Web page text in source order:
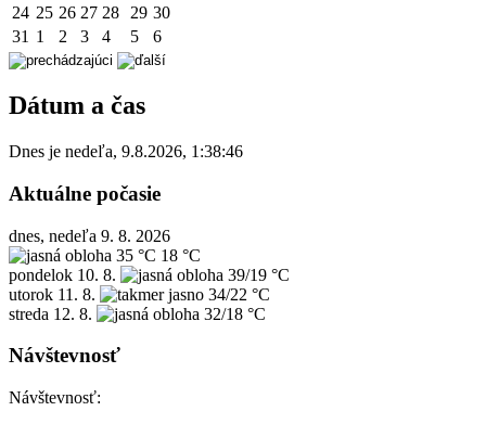
24 25 26 27 28 29 30
31 1 2 3 4 5 6
Dátum a čas
Dnes je nedeľa, 9.8.2026, 1:38:46
Aktuálne počasie
dnes, nedeľa 9. 8. 2026
35 °C 18 °C
pondelok 10. 8.
39/19 °C
utorok 11. 8.
34/22 °C
streda 12. 8. 32/18 °C
Návštevnosť
Návštevnosť: